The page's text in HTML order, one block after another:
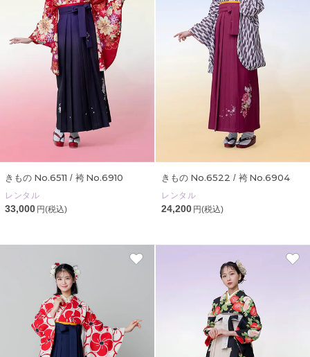
きもの No.6511 / 袴 No.6910
レンタル
33,000 円(税込)
きもの No.6522 / 袴 No.6904
レンタル
24,200 円(税込)